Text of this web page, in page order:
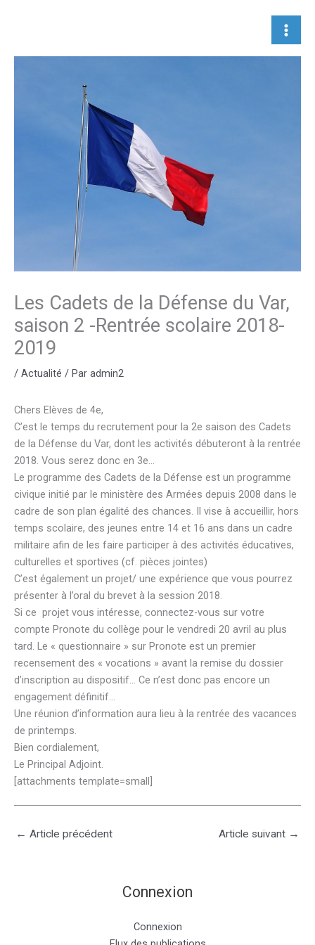
Les Cadets de la Défense du Var,
saison 2 -Rentrée scolaire 2018-
2019
/ Actualité / Par admin2
Chers Elèves de 4e,
C’est le temps du recrutement pour la 2e saison des Cadets
de la Défense du Var, dont les activités débuteront à la rentrée
2018. Vous serez donc en 3e…
Le programme des Cadets de la Défense est un programme
civique initié par le ministère des Armées depuis 2008 dans le
cadre de son plan égalité des chances. Il vise à accueillir, hors
temps scolaire, des jeunes entre 14 et 16 ans dans un cadre
militaire afin de les faire participer à des activités éducatives,
culturelles et sportives (cf. pièces jointes)
C’est également un projet/ une expérience que vous pourrez
présenter à l’oral du brevet à la session 2018.
Si ce projet vous intéresse, connectez-vous sur votre
compte Pronote du collège pour le vendredi 20 avril au plus
tard. Le « questionnaire » sur Pronote est un premier
recensement des « vocations » avant la remise du dossier
d’inscription au dispositif… Ce n’est donc pas encore un
engagement définitif…
Une réunion d’information aura lieu à la rentrée des vacances
de printemps.
Bien cordialement,
Le Principal Adjoint.
[attachments template=small]
← Article précédent Article suivant →
Connexion
Connexion